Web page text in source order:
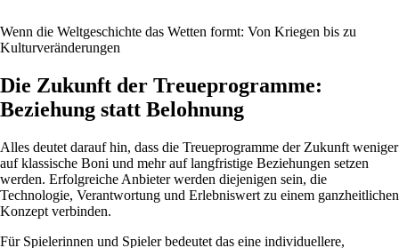
Wenn die Weltgeschichte das Wetten formt: Von Kriegen bis zu
Kulturveränderungen
Die Zukunft der Treueprogramme:
Beziehung statt Belohnung
Alles deutet darauf hin, dass die Treueprogramme der Zukunft weniger
auf klassische Boni und mehr auf langfristige Beziehungen setzen
werden. Erfolgreiche Anbieter werden diejenigen sein, die
Technologie, Verantwortung und Erlebniswert zu einem ganzheitlichen
Konzept verbinden.
Für Spielerinnen und Spieler bedeutet das eine individuellere,